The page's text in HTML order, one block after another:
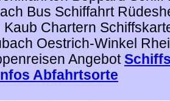
Bus Schiffahrt
Chartern
Oestrich-Winkel
Angebot
Abfahrtsorte